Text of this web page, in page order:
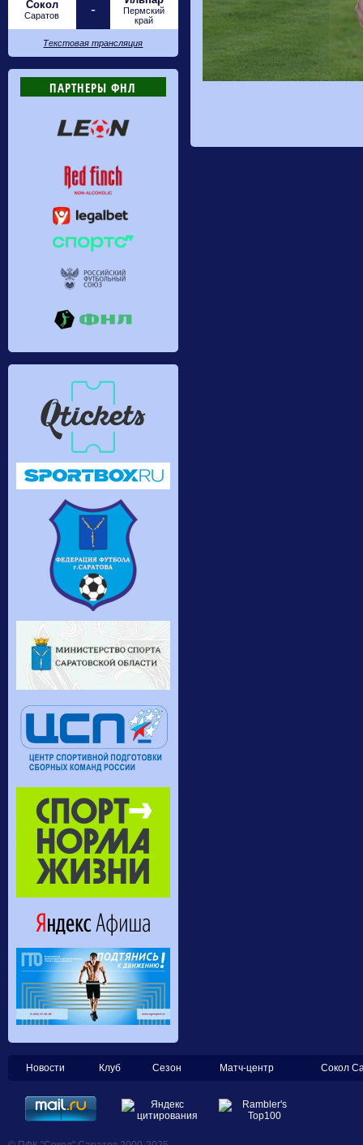
Сокол
Саратов -
Пермский
край
Текстовая трансляция
ПАРТНЕРЫ ФНЛ
Новости Клуб Сезон Матч-центр Сокол